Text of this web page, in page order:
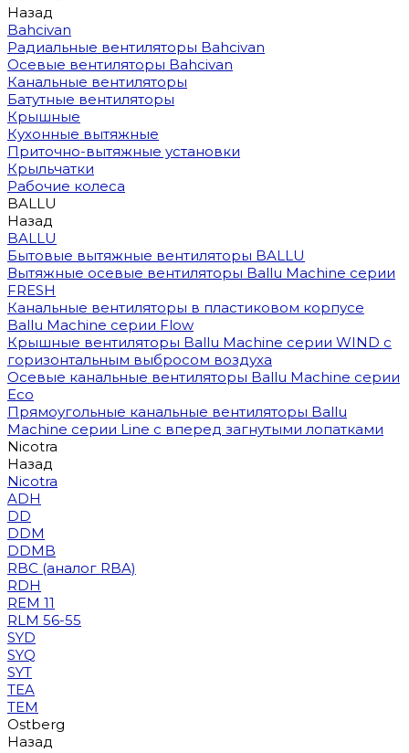
Назад
Bahcivan
Радиальные вентиляторы Bahcivan
Осевые вентиляторы Bahcivan
Канальные вентиляторы
Батутные вентиляторы
Крышные
Кухонные вытяжные
Приточно-вытяжные установки
Крыльчатки
Рабочие колеса
BALLU
Назад
BALLU
Бытовые вытяжные вентиляторы BALLU
Вытяжные осевые вентиляторы Ballu Machine серии
FRESH
Канальные вентиляторы в пластиковом корпусе
Ballu Machine серии Flow
Крышные вентиляторы Ballu Machine серии WIND с
горизонтальным выбросом воздуха
Осевые канальные вентиляторы Ballu Machine серии
Eco
Прямоугольные канальные вентиляторы Ballu
Machine серии Line с вперед загнутыми лопатками
Nicotra
Назад
Nicotra
ADH
DD
DDM
DDMB
RBC (аналог RBA)
RDH
REM 11
RLM 56-55
SYD
SYQ
SYT
TEA
TEM
Ostberg
Назад